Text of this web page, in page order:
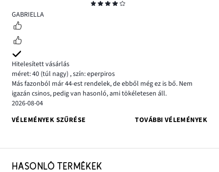
4
GABRIELLA
Hitelesített vásárlás
méret: 40 (túl nagy) ,szín: eperpiros
Más fazonból már 44-est rendelek, de ebből még ez is bő. Nem
igazán csinos, pedig van hasonló, ami tökéletesen áll.
2026-08-04
VÉLEMÉNYEK SZŰRÉSE
TOVÁBBI VÉLEMÉNYEK
HASONLÓ TERMÉKEK